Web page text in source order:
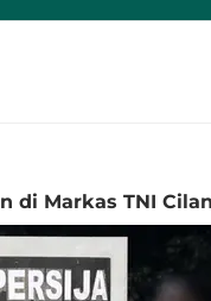
di Markas TNI